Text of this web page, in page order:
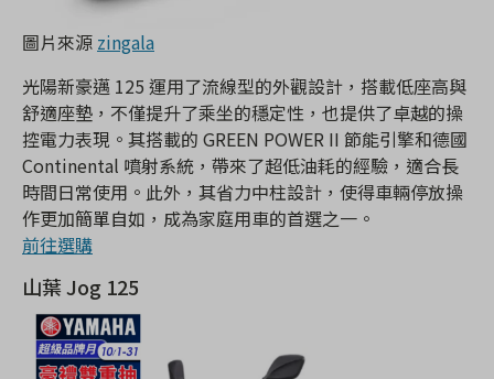
圖片來源 zingala
光陽新豪邁 125 運用了流線型的外觀設計，搭載低座高與
舒適座墊，不僅提升了乘坐的穩定性，也提供了卓越的操
控電力表現。其搭載的 GREEN POWER II 節能引擎和德國
Continental 噴射系統，帶來了超低油耗的經驗，適合長
時間日常使用。此外，其省力中柱設計，使得車輛停放操
作更加簡單自如，成為家庭用車的首選之一。
前往選購
山葉 Jog 125